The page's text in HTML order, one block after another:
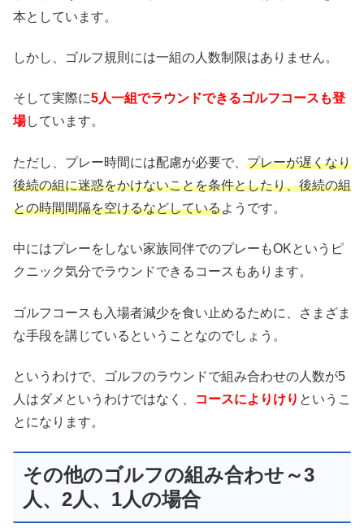
本としています。
しかし、ゴルフ規則には一組の人数制限はありません。
そして実際に5人一組でラウンドできるゴルフコースも登
場しています。
ただし、プレー時間には配慮が必要で、 プレーが遅くなり
後続の組に迷惑をかけないことを条件としたり、後続の組
との時間間隔を空けるなどしているようです。
中にはプレーをしない家族同伴でのプレーもOKというピ
クニック気分でラウンドできるコースもあります。
ゴルフコースも入場者減少を食い止めるために、さまざま
な手段を講じているということなのでしょう。
というわけで、ゴルフのラウンドで組み合わせの人数が5
人はダメというわけではなく、
コースによりけり というこ
とになります。
その他のゴルフの組み合わせ～3
人、2人、1人の場合